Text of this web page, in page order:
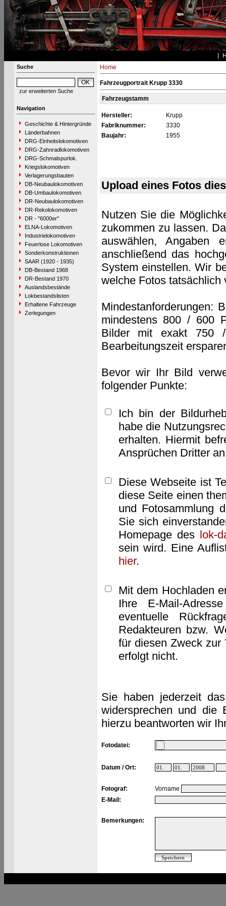
Suche
zur erweiterten Suche
Navigation
Geschichte & Hintergründe
Länderbahnen
DRG-Einheitslokomotiven
DRG-Zahnradlokomotiven
DRG-Schmalspurlok.
Kriegslokomotiven
Verlagerungsbauten
DB-Neubaulokomotiven
DB-Umbaulokomotiven
DR-Neubaulokomotiven
DR-Rekolokomotiven
DR - "6000er"
ELNA-Lokomotiven
Industrielokomotiven
Feuerlose Lokomotiven
Sonderkonstruktionen
SAAR (1920 - 1935)
DB-Bestand 1968
DR-Bestand 1970
Auslandsbestände
Lokbestandslisten
Erhaltene Fahrzeuge
Zerlegungen
Home
Fahrzeugportrait Krupp 3330
Fahrzeugstamm
Hersteller:
Krupp
Fabriknummer:
3330
Baujahr:
1955
Upload eines Fotos
Nutzen Sie die
zukommen zu lassen.
auswählen, Angaben
anschließend das
System einstellen. Wir
welche Fotos tatsächlich
Mindestanforderungen:
mindestens 800 / 600
Bilder mit exakt 750
Bearbeitungszeit
Bevor wir Ihr Bild
folgender Punkte:
Ich bin der
habe die
erhalten. Hiermit
Ansprüchen Dritter
Diese Webseite ist
diese Seite einen
und Fotosammlung
Sie sich
Homepage des lok-
sein wird. Eine
hier.
Mit dem Hochladen
Ihre E-Mail-
eventuelle
Redakteuren bzw.
für diesen Zweck zur
erfolgt nicht.
Sie haben jederzeit
widersprechen und die
hierzu beantworten wir
Fotodatei:
Datum / Ort:
Fotograf:
Vorname
E-Mail:
Bemerkungen: